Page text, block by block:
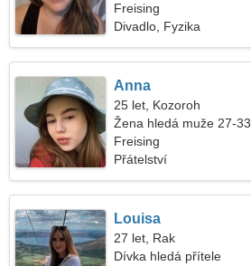
Freising
Divadlo, Fyzika
Anna
25 let, Kozoroh
Žena hledá muže 27-33
Freising
Přátelství
Louisa
27 let, Rak
Dívka hledá přítele